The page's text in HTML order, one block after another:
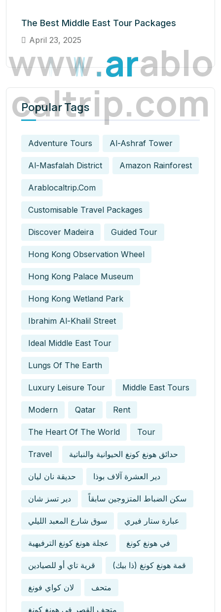
www.arablo
caltrip.com
The Best Middle East Tour Packages
April 23, 2025
Popular Tags
Adventure Tours Al-Ashraf Tower
Al-Masfalah District Amazon Rainforest
Arablocaltrip.com
Customisable Travel Packages
Discover Madeira Guided Tour
Hong Kong Observation Wheel
Hong Kong Palace Museum
Hong Kong Wetland Park
Ibrahim Al-Khalil Street
Ideal Middle East Tour
Lungs Of The Earth
Luxury Leisure Tour Middle East Tours
Modern Qatar Rent
The Heart Of The World Tour
Travel حدائق هونغ كونغ الحيوانية والنباتية
حديقة نان ليان دير العشرة آلاف بوذا
دير تسز شان سكن الضباط المتزوجين سابقاً
سوق شارع المعبد الليلي عبارة ستار فيري
عجلة هونغ كونغ الترفيهية في هونغ كونغ
قرية تاي أو للصيادين قمة هونغ كونغ (ذا بيك)
لان كواي فونغ متحف
متحف القصر في هونغ كونغ